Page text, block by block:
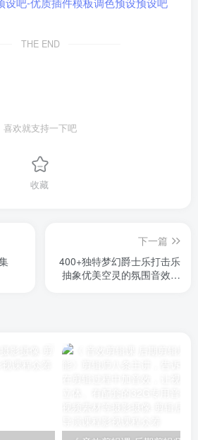
THE END
喜欢就支持一下吧
收藏
下一篇
400+独特梦幻爵士乐打击乐
抽象优美空灵的氛围音效库